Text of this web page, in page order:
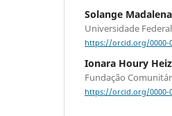
Solange
Universidade
https://orcid.org/0000-
Ionara Houry
Fundação
https://orcid.org/0000-